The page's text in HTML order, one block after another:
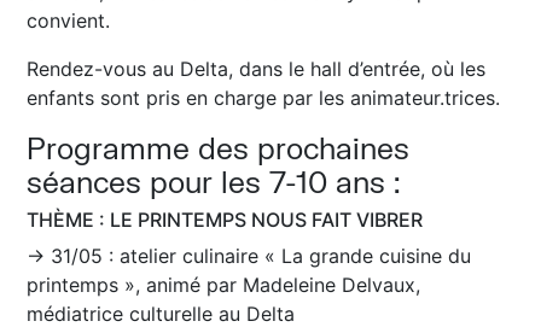
convient.
Rendez-vous au Delta, dans le hall d’entrée, où les
enfants sont pris en charge par les animateur.trices.
Programme des prochaines
séances pour les 7-10 ans :
THÈME : LE PRINTEMPS NOUS FAIT VIBRER
→ 31/05 : atelier culinaire « La grande cuisine du
printemps », animé par Madeleine Delvaux,
médiatrice culturelle au Delta